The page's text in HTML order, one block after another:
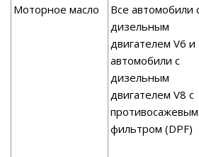
Моторное масло
Все автомобили
дизельным
двигателем V6 и
автомобили с
дизельным
двигателем V8 с
противосажевым
фильтром (DPF)